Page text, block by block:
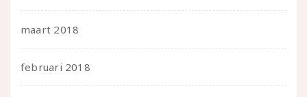
maart 2018
februari 2018